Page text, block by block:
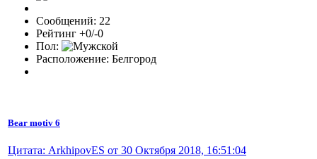
Сообщений: 22
Рейтинг +0/-0
Пол:
Расположение: Белгород
Bear motiv 6
Цитата: ArkhipovES от 30 Октября 2018, 16:51:04